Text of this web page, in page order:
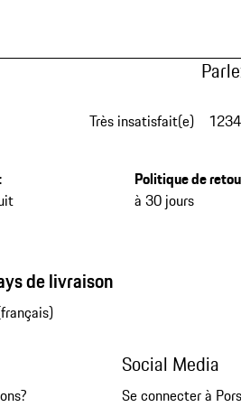
Très insatisfait(e) 1234
Politique de
à 30 jours
de livraison
Social Media
Se connecter à